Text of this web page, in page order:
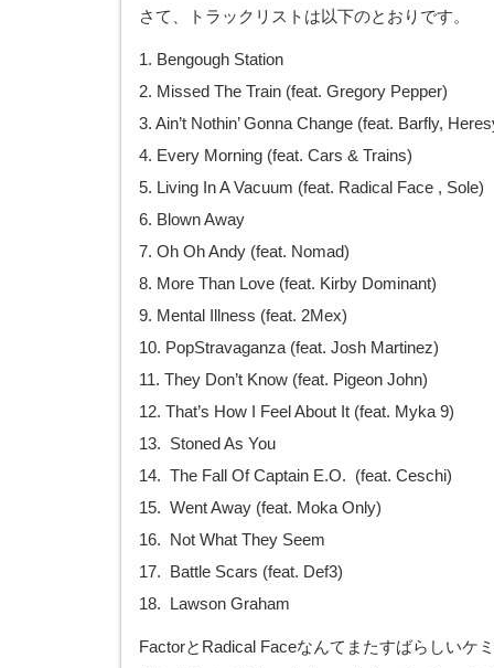
さて、トラックリストは以下のとおりです。
1. Bengough Station
2. Missed The Train (feat. Gregory Pepper)
3. Ain’t Nothin’ Gonna Change (feat. Barfly,
4. Every Morning (feat. Cars & Trains)
5. Living In A Vacuum (feat. Radical Face , Sole)
6. Blown Away
7. Oh Oh Andy (feat. Nomad)
8. More Than Love (feat. Kirby Dominant)
9. Mental Illness (feat. 2Mex)
10. PopStravaganza (feat. Josh Martinez)
11. They Don’t Know (feat. Pigeon John)
12. That’s How I Feel About It (feat. Myka 9)
13. Stoned As You
14. The Fall Of Captain E.O. (feat. Ceschi)
15. Went Away (feat. Moka Only)
16. Not What They Seem
17. Battle Scars (feat. Def3)
18. Lawson Graham
FactorとRadical Faceなんてまたすばらしいケ